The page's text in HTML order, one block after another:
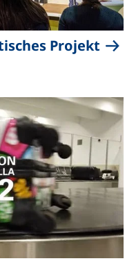
Projekt